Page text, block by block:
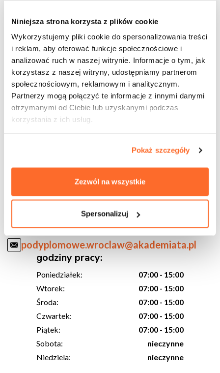
Niniejsza strona korzysta z plików cookie
Wykorzystujemy pliki cookie do spersonalizowania treści
i reklam, aby oferować funkcje społecznościowe i
analizować ruch w naszej witrynie. Informacje o tym, jak
korzystasz z naszej witryny, udostępniamy partnerom
społecznościowym, reklamowym i analitycznym.
Partnerzy mogą połączyć te informacje z innymi danymi
otrzymanymi od Ciebie lub uzyskanymi podczas
korzystania z ich usług.
Pokaż szczegóły
Zezwól na wszystkie
Spersonalizuj
2. Skompletuj wszystkie niezbędne dokumenty
3. Dostarcz dokumenty rekrutacyjne
Centrum Studiów Podyplomowych
ul. Ostrowskiego 22, 53-238 Wrocław
+48 71 333 11 33
+48 535 164 459
podyplomowe.wroclaw@akademiata.pl
godziny pracy:
Poniedziałek:
07:00 - 15:00
Wtorek:
07:00 - 15:00
Środa:
07:00 - 15:00
Czwartek:
07:00 - 15:00
Piątek:
07:00 - 15:00
Sobota:
nieczynne
Niedziela:
nieczynne